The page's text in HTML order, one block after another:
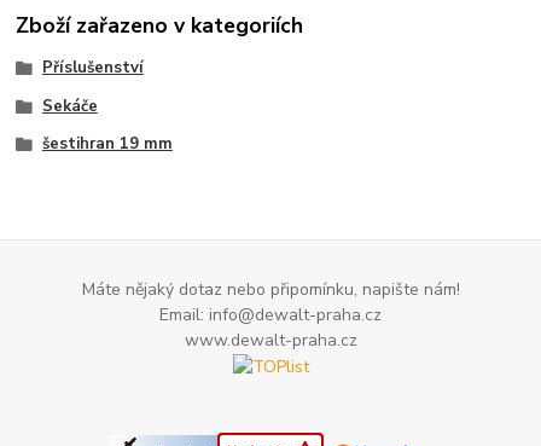
Zboží zařazeno v kategoriích
Příslušenství
Sekáče
šestihran 19 mm
Máte nějaký dotaz nebo připomínku, napište nám!
Email: info@dewalt-praha.cz
www.dewalt-praha.cz